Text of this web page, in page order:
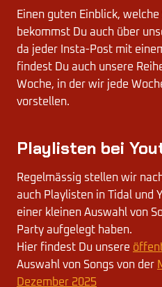
Einen guten Einblick,
bekommst Du auch über
da jeder Insta-Post mit
findest Du auch unsere
Woche, in der wir jede
vorstellen.
Playlisten bei
Regelmässig stellen wir
auch Playlisten in Tidal und
einer kleinen Auswahl von
Party aufgelegt haben.
Hier findest Du unsere
Auswahl von Songs von der
Dezember 2025